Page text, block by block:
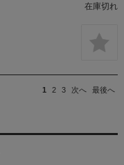
在庫切れ
1 2 3 次へ 最後へ